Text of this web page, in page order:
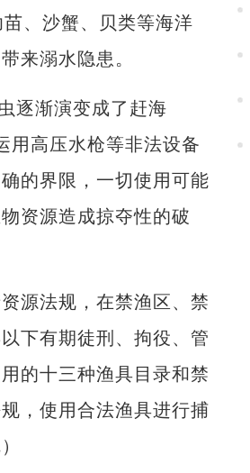
、沙蟹、贝类等海洋
来溺水隐患。
逐渐演变成了赶海
用高压水枪等非法设备
的界限，一切使用可能
资源造成掠夺性的破
源法规，在禁渔区、禁
下有期徒刑、拘役、管
的十三种渔具目录和禁
，使用合法渔具进行捕